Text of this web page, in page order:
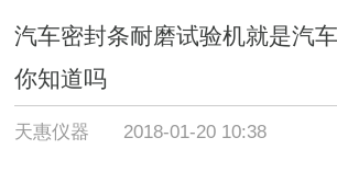
汽车密封条耐磨试验机就是汽
你知道吗
天惠仪器 2018-01-20 10:38